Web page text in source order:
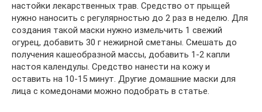
настойки лекарственных трав. Средство от прыщей
нужно наносить с регулярностью до 2 раз в неделю. Для
создания такой маски нужно измельчить 1 свежий
огурец, добавить 30 г нежирной сметаны. Смешать до
получения кашеобразной массы, добавить 1-2 капли
настоя календулы. Средство нанести на кожу и
оставить на 10-15 минут. Другие домашние маски для
лица с комедонами можно подобрать в статье.